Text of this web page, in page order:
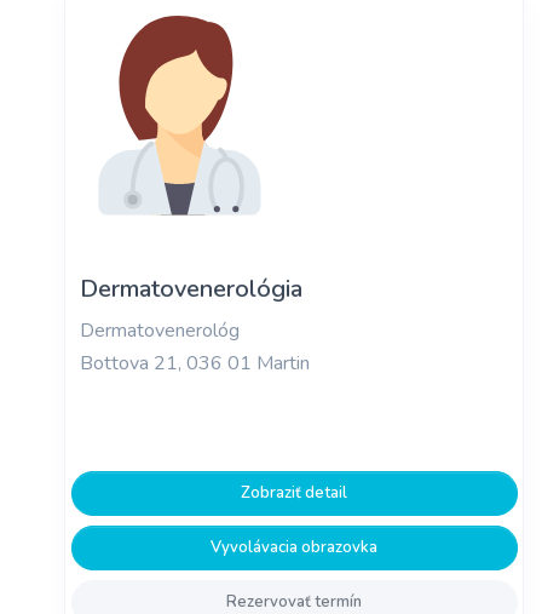
Dermatovenerológia
Dermatovenerológ
Bottova 21, 036 01 Martin
Zobraziť detail
Vyvolávacia obrazovka
Rezervovať termín